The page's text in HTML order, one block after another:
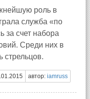
роль в
служба «по
за счет набора
Среди них в
стрельцов.
автор: iamruss